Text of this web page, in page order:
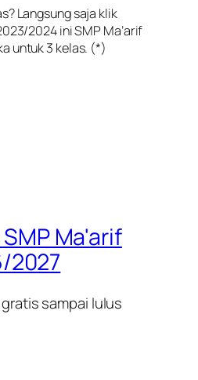
Langsung saja klik
2024 ini SMP Ma’arif
untuk 3 kelas. (*)
Ma'arif
2027
sampai lulus